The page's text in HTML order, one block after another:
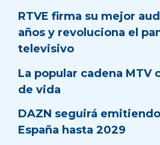
RTVE firma su mejor
años y revoluciona el
televisivo
La popular cadena MTV
de vida
DAZN seguirá
España hasta 2029